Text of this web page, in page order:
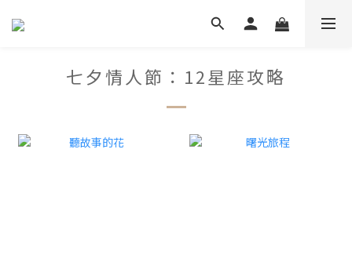
七夕情人節：12星座攻略